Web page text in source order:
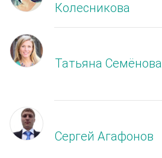
Колесникова
Татьяна Семёнова
Сергей Агафонов